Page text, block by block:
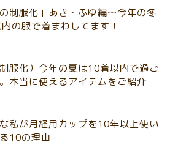
の制服化」あき・ふゆ編～今年の冬
の服で着まわしてます！
制服化）今年の夏は10着以内で過ご
本当に使えるアイテムをご紹介
私が月経用カップを10年以上使い
10の理由